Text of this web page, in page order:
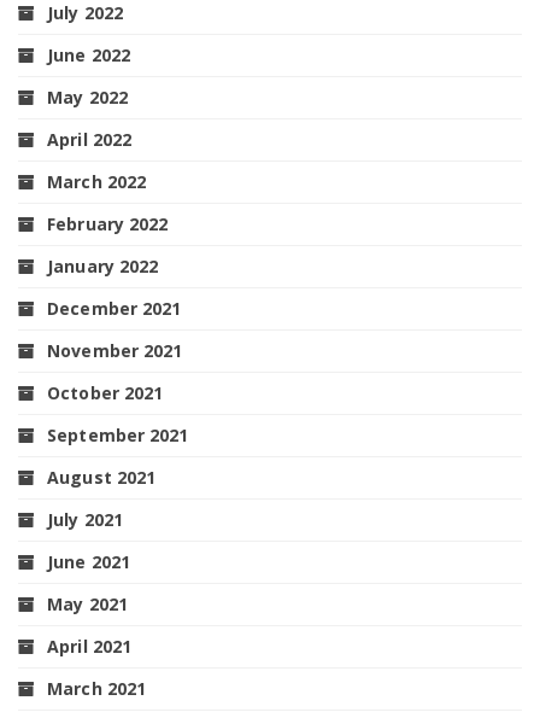
July 2022
June 2022
May 2022
April 2022
March 2022
February 2022
January 2022
December 2021
November 2021
October 2021
September 2021
August 2021
July 2021
June 2021
May 2021
April 2021
March 2021